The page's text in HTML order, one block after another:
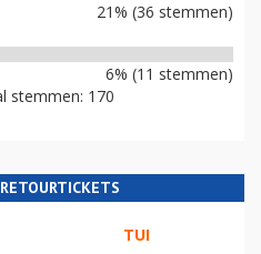
21% (36 stemmen)
6% (11 stemmen)
stemmen: 170
TUI